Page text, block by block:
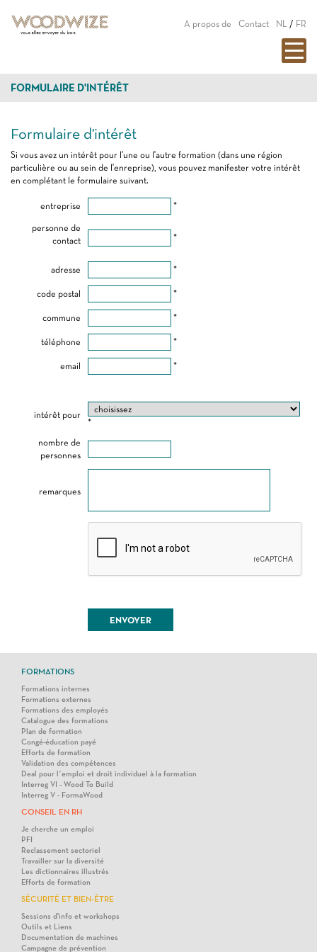
A propos de Contact NL / FR
FORMULAIRE D'INTÉRÊT
Formulaire d'intérêt
Si vous avez un intérêt pour l'une ou l'autre formation (dans une région
particulière ou au sein de l'enreprise), vous pouvez manifester votre intérêt
en complétant le formulaire suivant.
entreprise *
personne de
contact
*
adresse *
code postal *
commune *
téléphone *
email *
intérêt pour
*
nombre de
personnes
remarques
FORMATIONS
Formations internes
Formations externes
Formations des employés
Catalogue des formations
Plan de formation
Congé-éducation payé
Efforts de formation
Validation des compétences
Deal pour l’emploi et droit individuel à la formation
Interreg VI - Wood To Build
Interreg V - FormaWood
CONSEIL EN RH
Je cherche un emploi
PFI
Reclassement sectoriel
Travailler sur la diversité
Les dictionnaires illustrés
Efforts de formation
SÉCURITÉ ET BIEN-ÊTRE
Sessions d'info et workshops
Outils et Liens
Documentation de machines
Campagne de prévention